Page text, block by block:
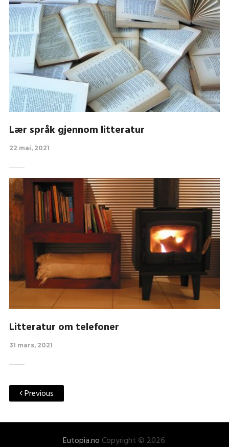
Lær språk gjennom litteratur
22 mai, 2021
Litteratur om telefoner
31 mars, 2021
Previous
Eutopia.no Copyright © 2026.